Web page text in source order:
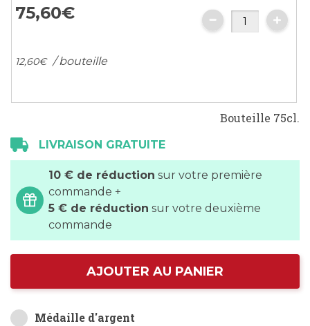
75,60€
12,60€ / bouteille
Bouteille 75cl.
LIVRAISON GRATUITE
10 € de réduction sur votre première
commande +
5 € de réduction sur votre deuxième
commande
AJOUTER AU PANIER
Médaille d'argent